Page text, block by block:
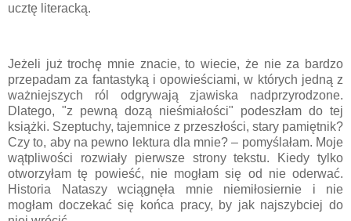
ucztę literacką.
Jeżeli już trochę mnie znacie, to wiecie, że nie za bardzo
przepadam za fantastyką i opowieściami, w których jedną z
ważniejszych ról odgrywają zjawiska nadprzyrodzone.
Dlatego, "z pewną dozą nieśmiałości" podeszłam do tej
książki. Szeptuchy, tajemnice z przeszłości, stary pamiętnik?
Czy to, aby na pewno lektura dla mnie? – pomyślałam. Moje
wątpliwości rozwiały pierwsze strony tekstu. Kiedy tylko
otworzyłam tę powieść, nie mogłam się od nie oderwać.
Historia Nataszy wciągnęła mnie niemiłosiernie i nie
mogłam doczekać się końca pracy, by jak najszybciej do